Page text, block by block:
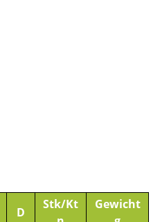
D
Stk/Kt
Gewicht